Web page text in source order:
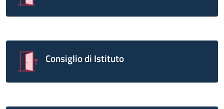
Consiglio di Istituto